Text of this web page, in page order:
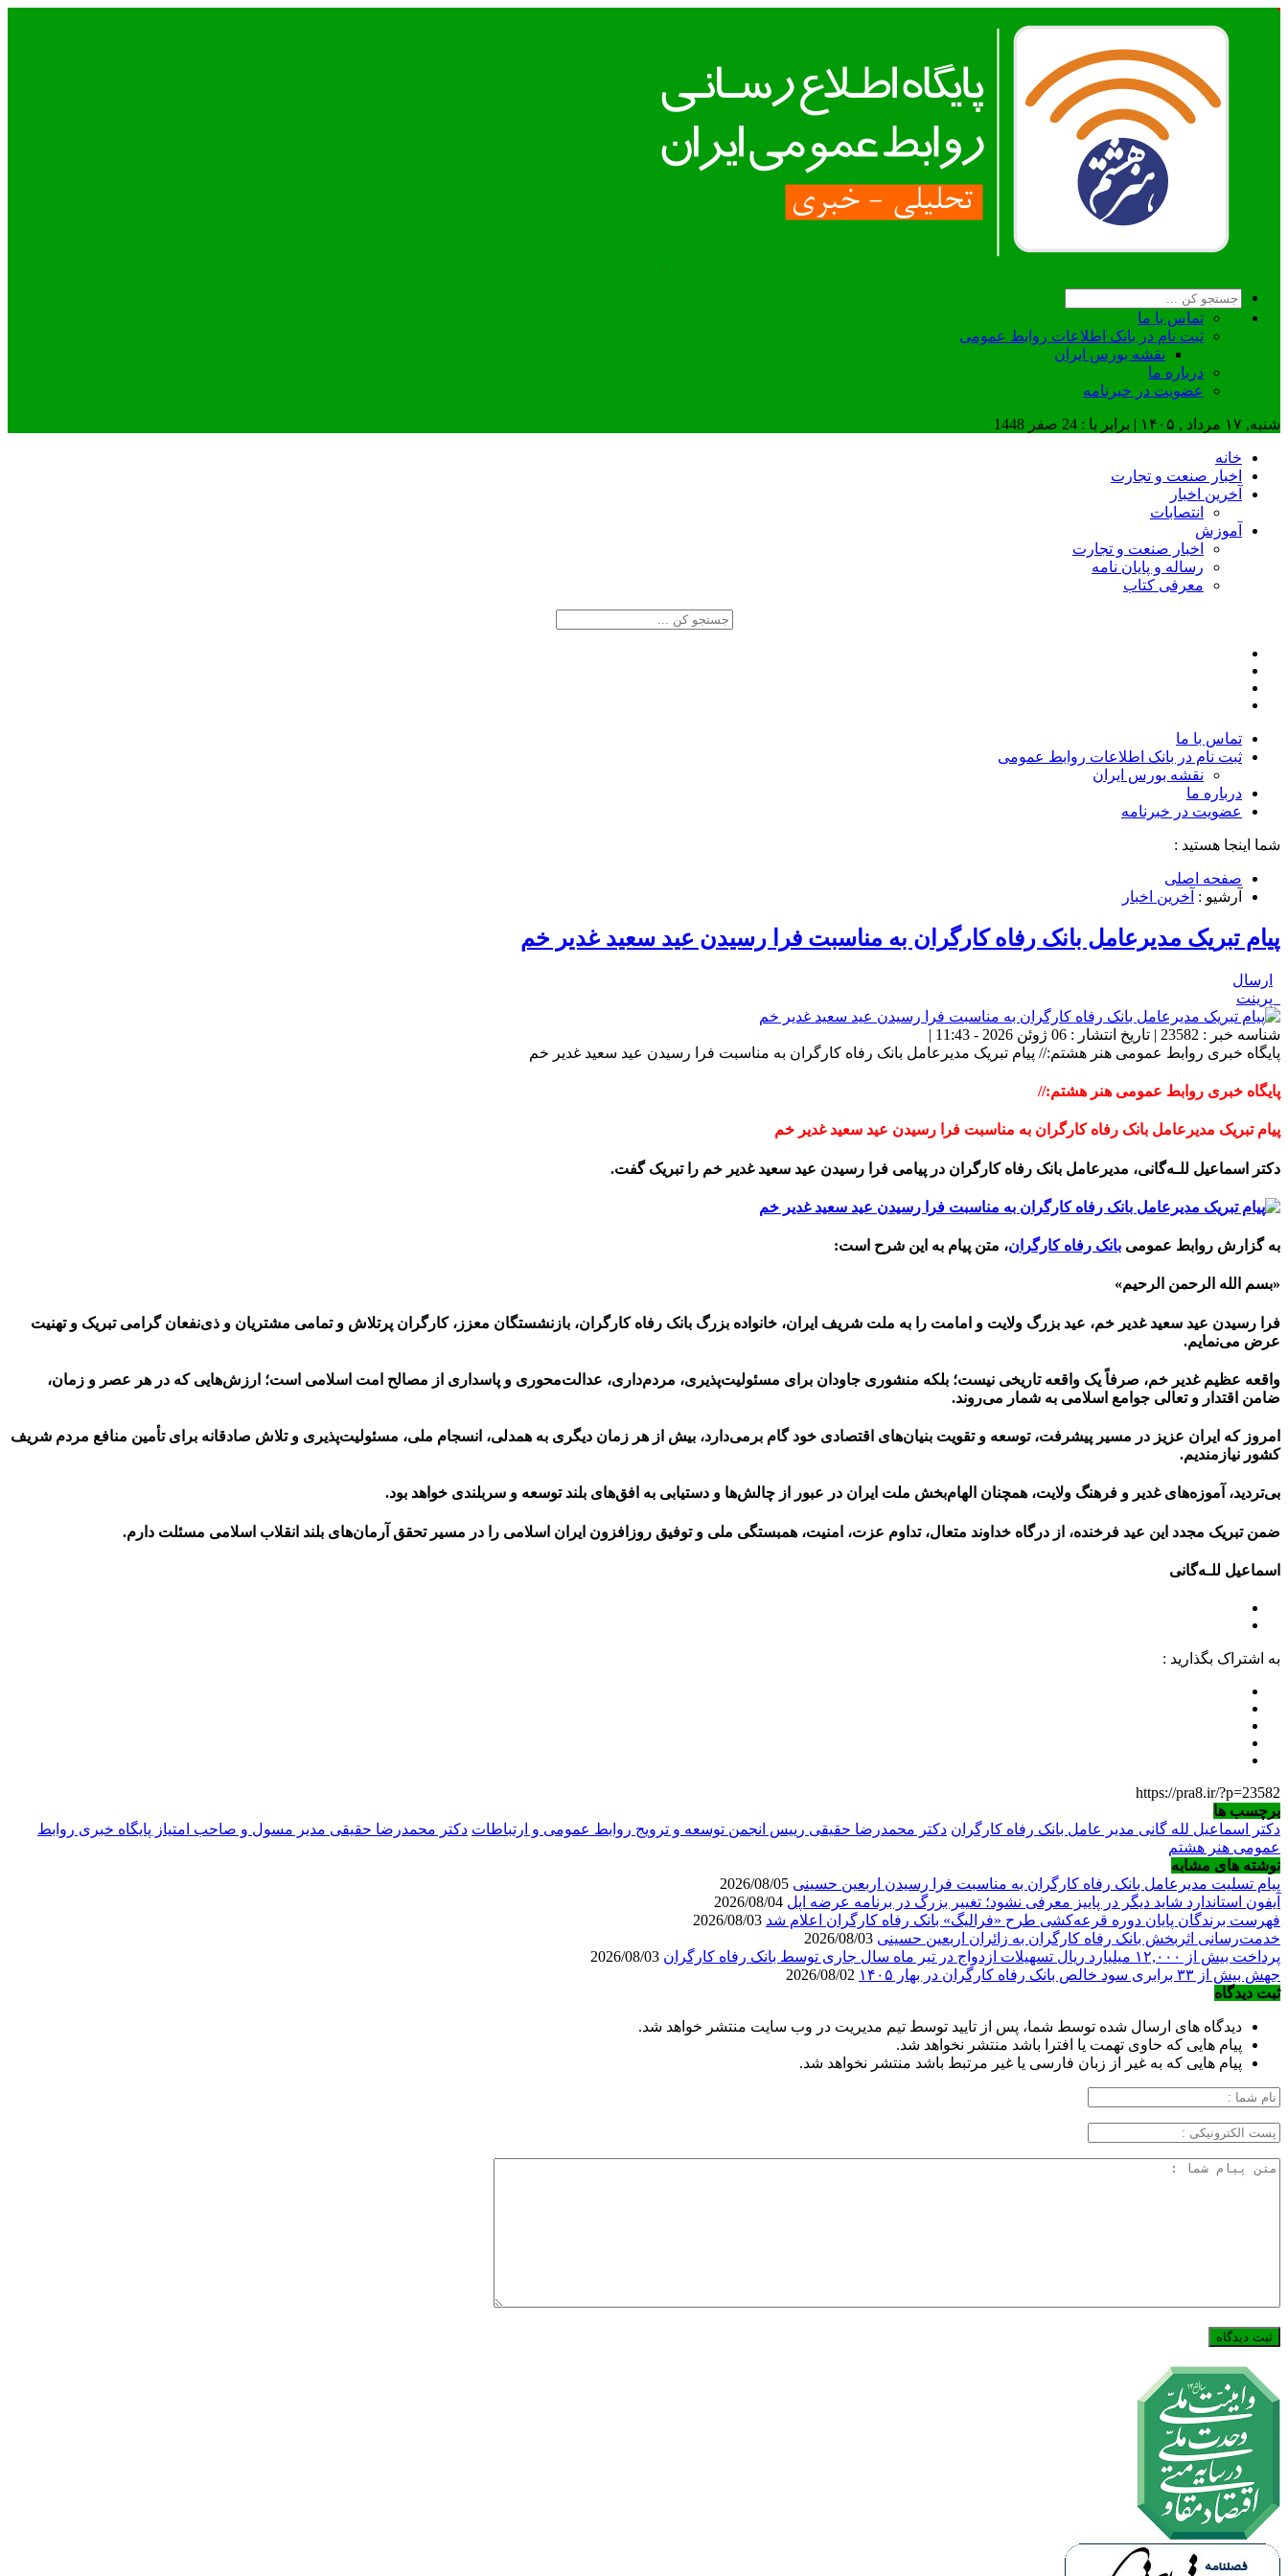
تماس با ما
ثبت نام در بانک اطلاعات روابط عمومی
نقشه بورس ایران
درباره ما
عضويت در خبرنامه
شنبه, ۱۷ مرداد , ۱۴۰۵ | برابر با : 24 صفر 1448
خانه
اخبار صنعت و تجارت
آخرین اخبار
انتصابات
آموزش
اخبار صنعت و تجارت
رساله و پایان نامه
معرفی کتاب
تماس با ما
ثبت نام در بانک اطلاعات روابط عمومی
نقشه بورس ایران
درباره ما
عضويت در خبرنامه
شما اینجا هستید :
صفحه اصلی
آرشیو : آخرین اخبار
پیام تبریک مدیرعامل بانک رفاه کارگران به مناسبت فرا رسیدن عید سعید غدیر خم
ارسال
پرینت
شناسه خبر : 23582 | تاریخ انتشار : 06 ژوئن 2026 - 11:43 |
پایگاه خبری روابط عمومی هنر هشتم:// پیام تبریک مدیرعامل بانک رفاه کارگران به مناسبت فرا رسیدن عید سعید غدیر خم
پایگاه خبری روابط عمومی هنر هشتم://
پیام تبریک مدیرعامل بانک رفاه کارگران به مناسبت فرا رسیدن عید سعید غدیر خم
دکتر اسماعیل للـه‌گانی، مدیرعامل بانک رفاه کارگران در پیامی فرا رسیدن عید سعید غدیر خم را تبریک گفت.
به گزارش روابط عمومی بانک رفاه کارگران، متن پیام به این شرح است:
«بسم الله الرحمن الرحیم»
فرا رسیدن عید سعید غدیر خم، عید بزرگ ولایت و امامت را به ملت شریف ایران، خانواده بزرگ بانک رفاه کارگران، بازنشستگان معزز، کارگران پرتلاش و تمامی مشتریان و ذی‌نفعان گرامی تبریک و تهنیت
عرض می‌نمایم.
واقعه عظیم غدیر خم، صرفاً یک واقعه تاریخی نیست؛ بلکه منشوری جاودان برای مسئولیت‌پذیری، مردم‌داری، عدالت‌محوری و پاسداری از مصالح امت اسلامی است؛ ارزش‌هایی که در هر عصر و زمان،
ضامن اقتدار و تعالی جوامع اسلامی به شمار می‌روند.
امروز که ایران عزیز در مسیر پیشرفت، توسعه و تقویت بنیان‌های اقتصادی خود گام برمی‌دارد، بیش از هر زمان دیگری به همدلی، انسجام ملی، مسئولیت‌پذیری و تلاش صادقانه برای تأمین منافع مردم شریف
کشور نیازمندیم.
بی‌تردید، آموزه‌های غدیر و فرهنگ ولایت، همچنان الهام‌بخش ملت ایران در عبور از چالش‌ها و دستیابی به افق‌های بلند توسعه و سربلندی خواهد بود.
ضمن تبریک مجدد این عید فرخنده، از درگاه خداوند متعال، تداوم عزت، امنیت، همبستگی ملی و توفیق روزافزون ایران اسلامی را در مسیر تحقق آرمان‌های بلند انقلاب اسلامی مسئلت دارم.
اسماعیل للـه‌گانی
به اشتراک بگذارید :
https://pra8.ir/?p=23582
برچسب ها
دکتر اسماعیل لله گانی مدیر عامل بانک رفاه کارگران دکتر محمدرضا حقیقی رییس انجمن توسعه و ترویج روابط عمومی و ارتباطات دکتر محمدرضا حقیقی مدیر مسول و صاحب امتیاز پایگاه خبری روابط
عمومی هنر هشتم
نوشته های مشابه
پیام تسلیت مدیرعامل بانک رفاه کارگران به مناسبت فرا رسیدن اربعین حسینی
آیفون استاندارد شاید دیگر در پاییز معرفی نشود؛ تغییر بزرگ در برنامه عرضه اپل
فهرست برندگان پایان دوره قرعه‌کشی طرح «فرالیگ» بانک رفاه کارگران اعلام شد
خدمت‌رسانی اثربخش بانک رفاه کارگران به زائران اربعین حسینی
پرداخت بیش از ۱۲,۰۰۰ میلیارد ریال تسهیلات ازدواج در تیر ماه سال جاری توسط بانک رفاه کارگران
جهش بیش از ۳۳ برابری سود خالص بانک رفاه کارگران در بهار ۱۴۰۵
ثبت دیدگاه
دیدگاه های ارسال شده توسط شما، پس از تایید توسط تیم مدیریت در وب سایت منتشر خواهد شد.
پیام هایی که حاوی تهمت یا افترا باشد منتشر نخواهد شد.
پیام هایی که به غیر از زبان فارسی یا غیر مرتبط باشد منتشر نخواهد شد.